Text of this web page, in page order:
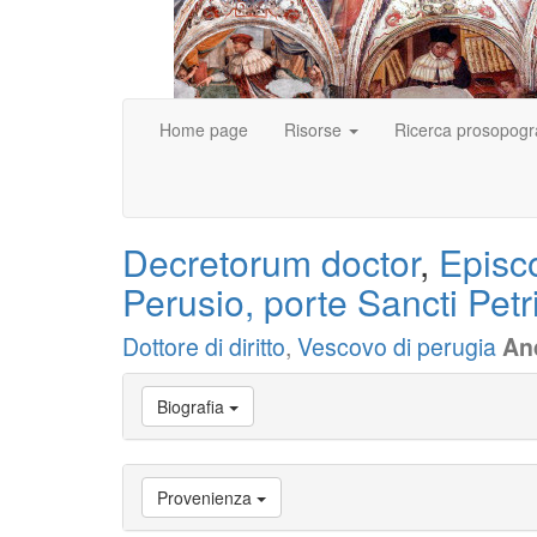
Home page Risorse Ricerca
Decretorum doctor,
Perusio, porte Sancti Petri
Dottore di diritto, Vescovo di perugia
Vai
Biografia
Provenienza
Vai
Biografia
Provenienza